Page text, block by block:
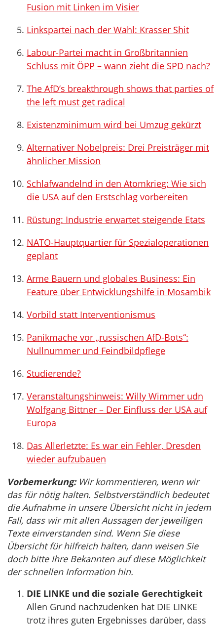
Fusion mit Linken im Visier
Linkspartei nach der Wahl: Krasser Shit
Labour-Partei macht in Großbritannien
Schluss mit ÖPP – wann zieht die SPD nach?
The AfD’s breakthrough shows that parties of
the left must get radical
Existenzminimum wird bei Umzug gekürzt
Alternativer Nobelpreis: Drei Preisträger mit
ähnlicher Mission
Schlafwandelnd in den Atomkrieg: Wie sich
die USA auf den Erstschlag vorbereiten
Rüstung: Industrie erwartet steigende Etats
NATO-Hauptquartier für Spezialoperationen
geplant
Arme Bauern und globales Business: Ein
Feature über Entwicklungshilfe in Mosambik
Vorbild statt Interventionismus
Panikmache vor „russischen AfD-Bots“:
Nullnummer und Feindbildpflege
Studierende?
Veranstaltungshinweis: Willy Wimmer udn
Wolfgang Bittner – Der Einfluss der USA auf
Europa
Das Allerletzte: Es war ein Fehler, Dresden
wieder aufzubauen
Vorbemerkung:Wir kommentieren, wenn wir
das für nötig halten. Selbstverständlich bedeutet
die Aufnahme in unsere Übersicht nicht in jedem
Fall, dass wir mit allen Aussagen der jeweiligen
Texte einverstanden sind. Wenn Sie diese
Übersicht für hilfreich halten, dann weisen Sie
doch bitte Ihre Bekannten auf diese Möglichkeit
der schnellen Information hin.
DIE LINKE und die soziale Gerechtigkeit
Allen Grund nachzudenken hat DIE LINKE
trotz ihres guten Ergebnisses darüber, dass